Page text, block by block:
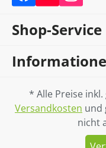
Shop-Service
* Alle Preise
Versandkosten und
nicht